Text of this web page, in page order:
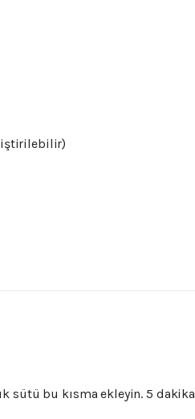
sütü bu kısmaekleyin.5 dakika